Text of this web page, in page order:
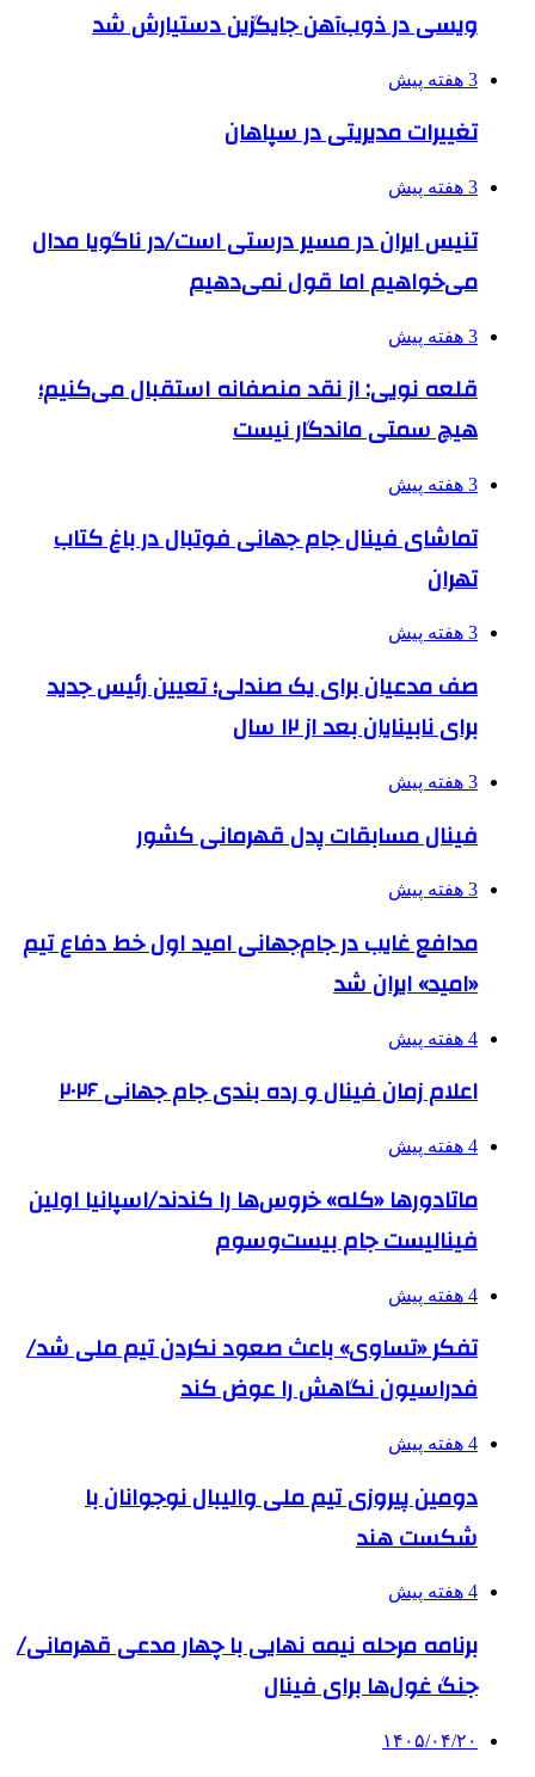
ویسی در ذوب‌آهن جایگزین دستیارش شد
3 هفته پیش
تغییرات مدیریتی در سپاهان
3 هفته پیش
تنیس ایران در مسیر درستی است/در ناگویا مدال
می‌خواهیم اما قول نمی‌دهیم
3 هفته پیش
قلعه نویی: از نقد منصفانه استقبال می‌کنیم؛
هیچ سمتی ماندگار نیست
3 هفته پیش
تماشای فینال جام جهانی فوتبال در باغ کتاب
تهران
3 هفته پیش
صف مدعیان برای یک صندلی؛ تعیین رئیس جدید
برای نابینایان بعد از ۱۲ سال
3 هفته پیش
فینال مسابقات پدل قهرمانی کشور
3 هفته پیش
مدافع غایب در جام‌جهانی امید اول خط دفاع تیم
«امید» ایران شد
4 هفته پیش
اعلام زمان فینال و رده بندی جام جهانی ۲۰۲۶
4 هفته پیش
ماتادورها «کله» خروس‌ها را کندند/اسپانیا اولین
فینالیست جام بیست‌وسوم
4 هفته پیش
تفکر «تساوی» باعث صعود نکردن تیم ملی شد/
فدراسیون نگاهش را عوض کند
4 هفته پیش
دومین پیروزی تیم ملی والیبال نوجوانان با
شکست هند
4 هفته پیش
برنامه مرحله نیمه نهایی با چهار مدعی قهرمانی/
جنگ غول‌ها برای فینال
۱۴۰۵/۰۴/۲۰